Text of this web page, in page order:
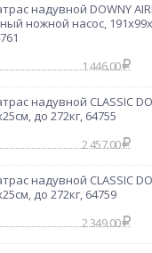
надувной DOWNY
ножной насос,
1 446.00
надувной CLASSIC
до 272кг, 64755
2 457.00
надувной CLASSIC
до 272кг, 64759
2 349.00